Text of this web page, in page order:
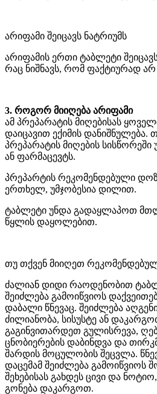
არიფამი შეიცავს ნატრიუმს
არიფამის ერთი ტაბლეტი
რაც ნიშნავს, რომ ფაქტიურად არ
3. როგორ მიიღება არიფამი
ამ პრეპარატის მიღებისას
დაიცავით ექიმის დანიშნულება.
პრეპარატის მიღების
ან ფარმაცევტს.
პრეპარტის რეკომენდებული
ერთხელ, უმჯობესია დილით.
ტაბლეტი უნდა გადაყლაპოთ
წყლის დაყოლებით.
თუ თქვენ მიიღეთ
ძალიან დიდი რაოდენობით
შეიძლება გამოიწვიოს
დაბალი წნევაც. შეიძლება
ძილიანობა, სისუსტე ან
გაგინვითარდეთ გულისრევა,
ცნობიერების დაბინდვა და
შარდის მოცულობის შეცვლა.
დაცემამ შეიძლება გამოიწვიოს
შეხებისას გახდეს ცივი და
გონება დაკარგოთ.